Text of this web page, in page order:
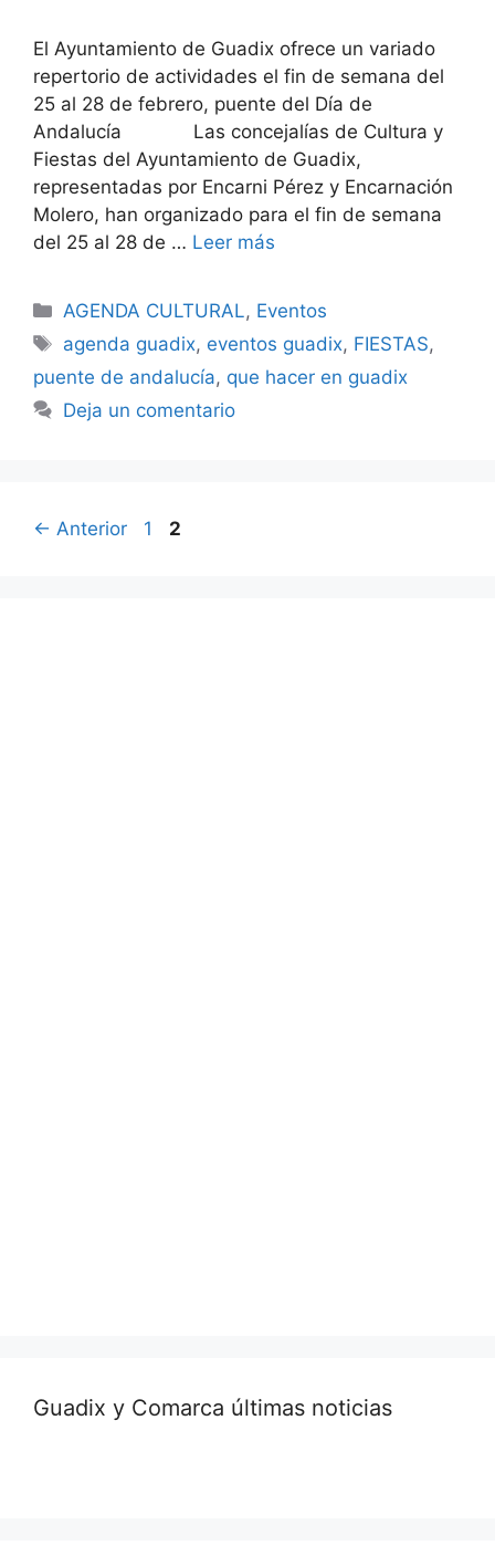
El Ayuntamiento de Guadix ofrece un variado
repertorio de actividades el fin de semana del
25 al 28 de febrero, puente del Día de
Andalucía Las concejalías de Cultura y
Fiestas del Ayuntamiento de Guadix,
representadas por Encarni Pérez y Encarnación
Molero, han organizado para el fin de semana
del 25 al 28 de … Leer más
Categorías
AGENDA CULTURAL, Eventos
Etiquetas
agenda guadix, eventos guadix, FIESTAS,
puente de andalucía, que hacer en guadix
Deja un comentario
← Anterior Página
1 Página
2
Guadix y Comarca últimas noticias